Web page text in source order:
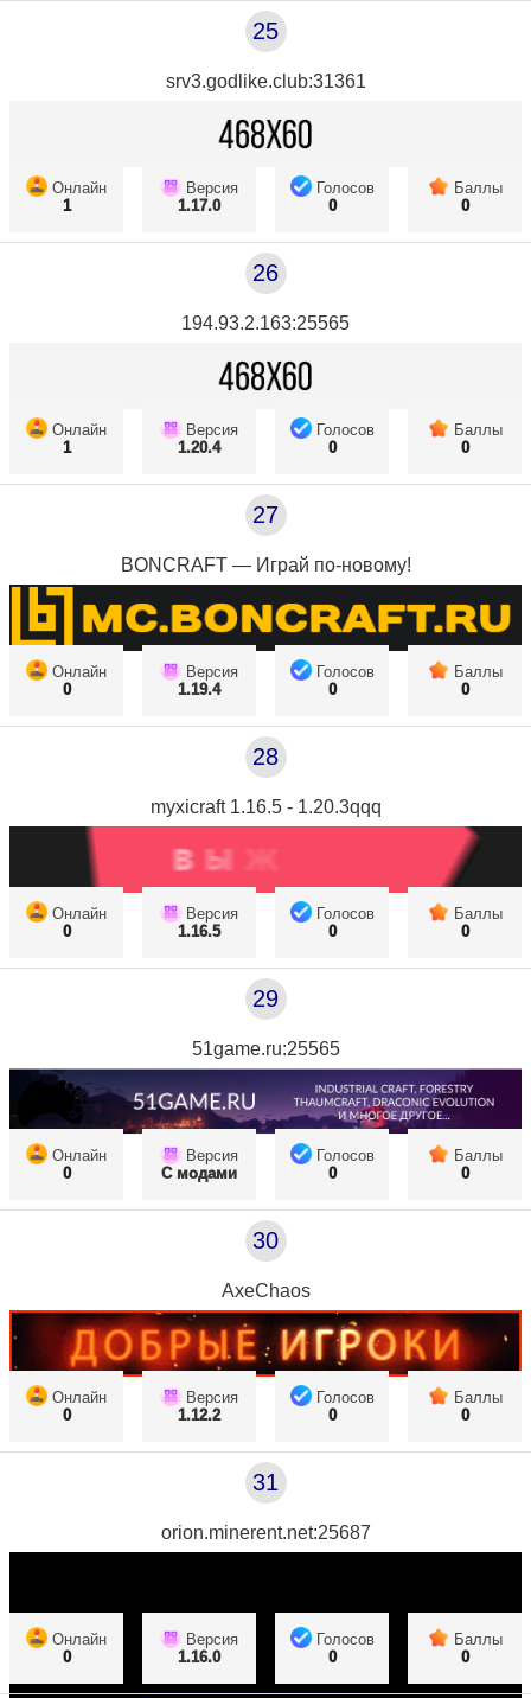
25
srv3.godlike.club:31361
Онлайн
1
Версия
1.17.0
Голосов
0
Баллы
0
26
194.93.2.163:25565
Онлайн
1
Версия
1.20.4
Голосов
0
Баллы
0
27
BONCRAFT — Играй по-новому!
Онлайн
0
Версия
1.19.4
Голосов
0
Баллы
0
28
myxicraft 1.16.5 - 1.20.3qqq
Онлайн
0
Версия
1.16.5
Голосов
0
Баллы
0
29
51game.ru:25565
Онлайн
0
Версия
С модами
Голосов
0
Баллы
0
30
AxeChaos
Онлайн
0
Версия
1.12.2
Голосов
0
Баллы
0
31
orion.minerent.net:25687
Онлайн
0
Версия
1.16.0
Голосов
0
Баллы
0